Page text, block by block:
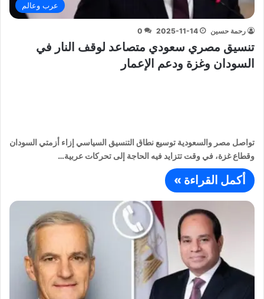
عرب وعالم
رحمة حسين 2025-11-14
0
تنسيق مصري سعودي متصاعد لوقف النار في
السودان وغزة ودعم الإعمار
تواصل مصر والسعودية توسيع نطاق التنسيق السياسي إزاء أزمتي السودان
وقطاع غزة، في وقت تتزايد فيه الحاجة إلى تحركات عربية…
أكمل القراءة »